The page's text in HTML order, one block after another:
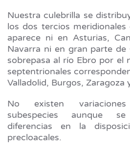
Nuestra culebrilla se
los dos tercios
aparece ni en Asturias,
Navarra ni en gran parte de
sobrepasa al río Ebro por el
septentrionales
Valladolid, Burgos, Zaragoza
No existen
subespecies aunque
diferencias en la
precloacales.